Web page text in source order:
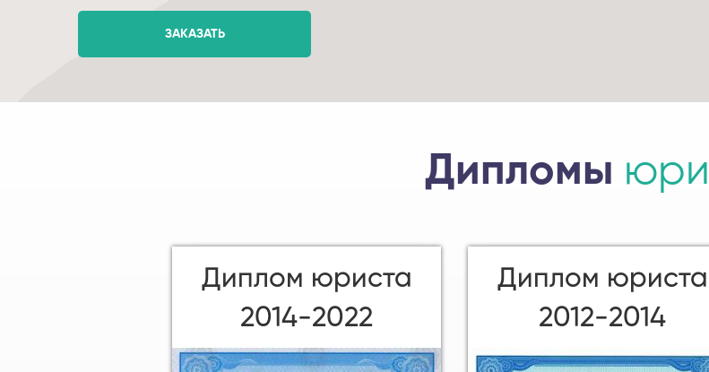
ЗАКАЗАТЬ
Дипломы
Диплом юриста
2014-2022
Диплом юриста
2012-2014